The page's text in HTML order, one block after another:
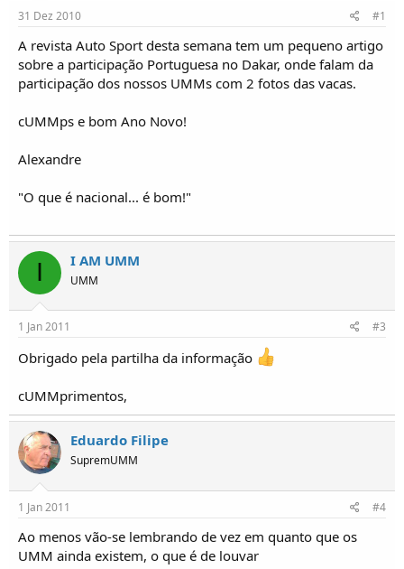
d
o
r
d
e
T
p
c
í
c
i
o
31 Dez 2010 #1
A revista Auto Sport desta semana tem um pequeno artigo
sobre a participação Portuguesa no Dakar, onde falam da
participação dos nossos UMMs com 2 fotos das vacas.
cUMMps e bom Ano Novo!
Alexandre
"O que é nacional... é bom!"
I I AM UMM
UMM
1 Jan 2011 #3
Obrigado pela partilha da informação
cUMMprimentos,
Eduardo Filipe
SupremUMM
1 Jan 2011 #4
Ao menos vão-se lembrando de vez em quanto que os
UMM ainda existem, o que é de louvar